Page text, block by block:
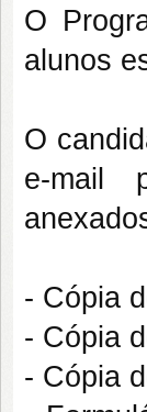
O
alunos
O
e-mail
- Cópia
- Cópia
- Cópia